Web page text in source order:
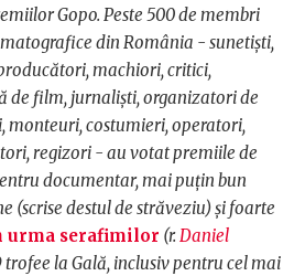
Gopo. Peste 500 de membri
din România - sunetiști,
machiori, critici,
de film, jurnaliști, organizatori de
monteuri, costumieri, operatori,
regizori - au votat premiile de
documentar, mai puțin bun
(scrise destul de străveziu) și foarte
urma serafimilor (r.Daniel
trofee la Gală, inclusiv pentru cel mai